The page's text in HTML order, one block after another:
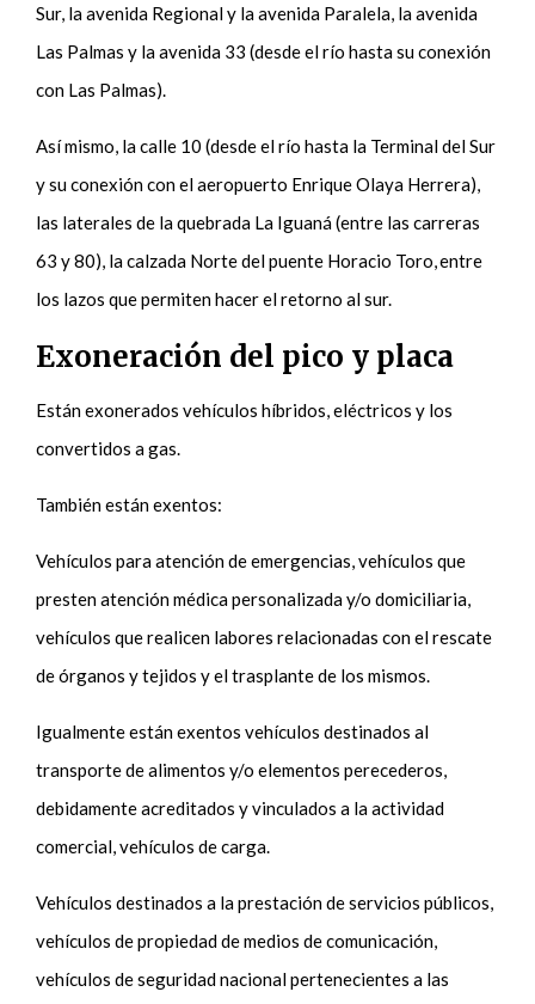
Sur, la avenida Regional y la avenida Paralela, la avenida
Las Palmas y la avenida 33 (desde el río hasta su conexión
con Las Palmas).
Así mismo, la calle 10 (desde el río hasta la Terminal del Sur
y su conexión con el aeropuerto Enrique Olaya Herrera),
las laterales de la quebrada La Iguaná (entre las carreras
63 y 80), la calzada Norte del puente Horacio Toro, entre
los lazos que permiten hacer el retorno al sur.
Exoneración del pico y placa
Están exonerados vehículos híbridos, eléctricos y los
convertidos a gas.
También están exentos:
Vehículos para atención de emergencias, vehículos que
presten atención médica personalizada y/o domiciliaria,
vehículos que realicen labores relacionadas con el rescate
de órganos y tejidos y el trasplante de los mismos.
Igualmente están exentos vehículos destinados al
transporte de alimentos y/o elementos perecederos,
debidamente acreditados y vinculados a la actividad
comercial, vehículos de carga.
Vehículos destinados a la prestación de servicios públicos,
vehículos de propiedad de medios de comunicación,
vehículos de seguridad nacional pertenecientes a las